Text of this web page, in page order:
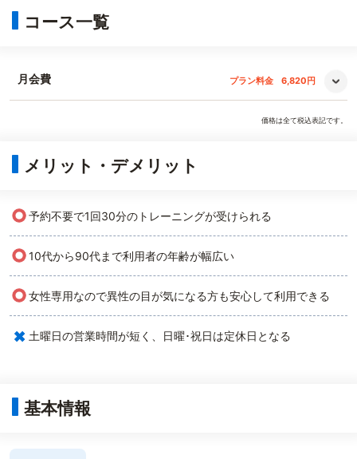
コース一覧
月会費 プラン料金 6,820円
価格は全て税込表記です。
メリット・デメリット
○予約不要で1回30分のトレーニングが受けられる
○10代から90代まで利用者の年齢が幅広い
○女性専用なので異性の目が気になる方も安心して利用できる
× 土曜日の営業時間が短く、日曜･祝日は定休日となる
基本情報